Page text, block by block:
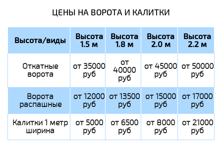
ЦЕНЫ НА ВОРОТА И КАЛИТКИ
Высота/виды Высота
1.5 м
Высота
1.8 м
Высота
2.0 м
Высота
2.2 м
Откатные
ворота
от 35000
руб
от
40000
руб
от 45000
руб
от 50000
руб
Ворота
распашные
от 12000
руб
от 13500
руб
от 15000
руб
от 17000
руб
Калитки 1 метр
ширина
от 5000
руб
от 6500
руб
от 8000
руб
от 21000
руб